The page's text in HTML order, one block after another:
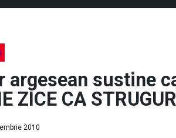
argesean sustine
ZICE CA
2010